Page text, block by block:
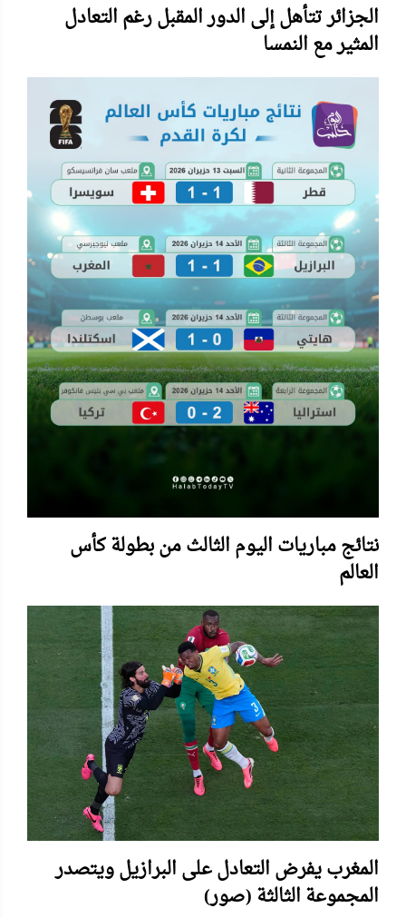
الجزائر تتأهل إلى الدور المقبل رغم التعادل
المثير مع النمسا
نتائج مباريات اليوم الثالث من بطولة كأس
العالم
المغرب يفرض التعادل على البرازيل ويتصدر
المجموعة الثالثة (صور)